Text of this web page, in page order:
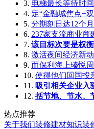
3. 电梯最长等待时
4. 定“金融城焦点+
5. 分期刻日达12个月
6. 237家支流商业商
7. 该目标次要是权衡
8. 激活夜间经济新
9. 而保利海上瑧悦
10. 使得他们回国投
11. 吸引相关企业入
12. 括节地、节水、
热点推荐
关于我们装修建材知识装